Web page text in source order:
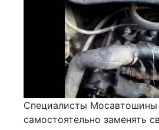
Специалисты Мосавтошины
самостоятельно заменять